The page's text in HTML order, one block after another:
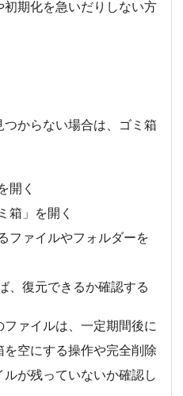
期化を急いだりしない方
からない場合は、ゴミ箱
開く
箱」を開く
ファイルやフォルダーを
、復元できるか確認する
ァイルは、一定期間後に
空にする操作や完全削除
が残っていないか確認し